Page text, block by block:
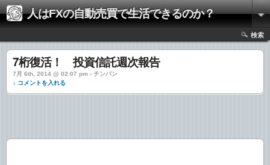
人はFXの自動売買で生活できるのか？
検索
7桁復活！ 投資信託週次報告
7月 6th, 2014 @ 02:07 pm › チンパン
↓ コメントを入れる